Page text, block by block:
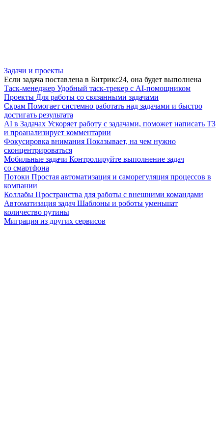
Задачи и проекты
Если задача поставлена в Битрикс24, она будет выполнена
Таск-менеджер Удобный таск-трекер с AI-помощником
Проекты Для работы со связанными задачами
Скрам Помогает системно работать над задачами и быстро
достигать результата
AI в Задачах Ускоряет работу с задачами, поможет написать ТЗ
и проанализирует комментарии
Фокусировка внимания Показывает, на чем нужно
сконцентрироваться
Мобильные задачи Контролируйте выполнение задач
со смартфона
Потоки Простая автоматизация и саморегуляция процессов в
компании
Коллабы Пространства для работы с внешними командами
Автоматизация задач Шаблоны и роботы уменьшат
количество рутины
Миграция из других сервисов